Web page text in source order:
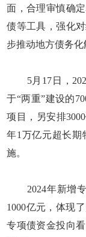
面，合理审慎确
债等工具，强化
步推动地方债务化
5月17日，
于“两重”建设的
项目，另安排
年1万亿元超长期
施。
2024年新增专
1000亿元，体现
专项债资金投向